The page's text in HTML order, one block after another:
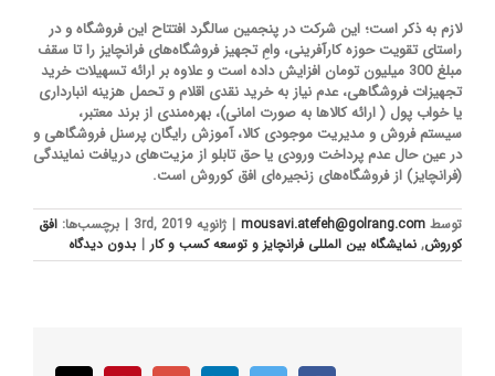
لازم به ذکر است؛ این شرکت در پنجمین سالگرد افتتاح این فروشگاه و در
راستای تقویت حوزه کارآفرینی، وامِ تجهیز فروشگاه‌های فرانچایز را تا سقف
مبلغ 300 میلیون تومان افزایش داده است و علاوه بر ارائه تسهیلات خرید
تجهیزات فروشگاهی، عدم نیاز به خرید نقدی اقلام و تحمل هزینه انبارداری
یا خواب پول ( ارائه کالاها به صورت امانی)، بهره‌مندی از برند معتبر،
سیستم فروش و مدیریت موجودی کالا، آموزش رایگان پرسنل فروشگاهی و
در عین حال عدم پرداخت ورودی یا حق تابلو از مزیت‌های دریافت نمایندگی
(فرانچایز) از فروشگاه‌های زنجیره‌ای افق کوروش است.
توسط mousavi.atefeh@golrang.com
| ژانویه 3rd, 2019 | برچسب‌ها: افق
کوروش, نمایشگاه بین المللی فرانچایز و توسعه کسب و کار | بدون ديدگاه